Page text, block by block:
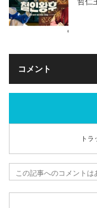
コメント
ト
この記事へのコメントは